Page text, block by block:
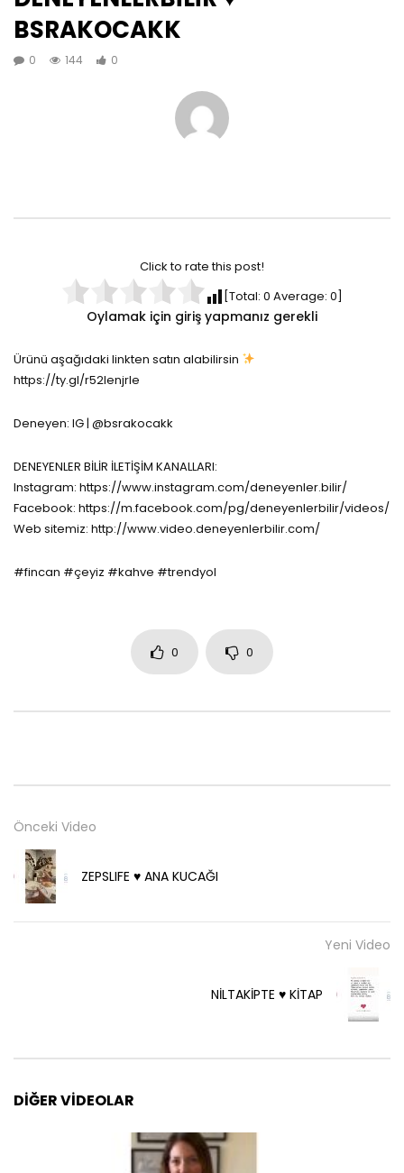
BSRAKOCAKK
0 144 0
Click to rate this post!
[Total: 0 Average: 0]
Oylamak için giriş yapmanız gerekli
Ürünü aşağıdaki linkten satın alabilirsin
https://ty.gl/r52lenjrle
Deneyen: IG | @bsrakocakk
DENEYENLER BİLİR İLETİŞİM KANALLARI:
Instagram: https://www.instagram.com/deneyenler.bilir/
Facebook: https://m.facebook.com/pg/deneyenlerbilir/videos/
Web sitemiz: http://www.video.deneyenlerbilir.com/
#fincan #çeyiz #kahve #trendyol
0 0
Önceki Video
ZEPSLIFE ♥️ ANA KUCAĞI
Yeni Video
NİLTAKİPTE ♥️ KİTAP
DIĞER VIDEOLAR